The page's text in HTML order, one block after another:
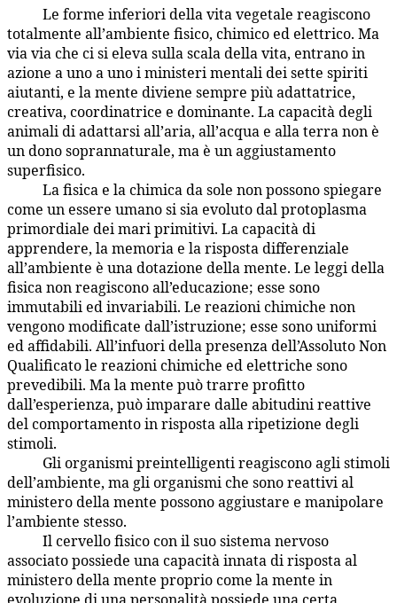
Le forme inferiori della vita vegetale reagiscono
totalmente all’ambiente fisico, chimico ed elettrico. Ma
via via che ci si eleva sulla scala della vita, entrano in
azione a uno a uno i ministeri mentali dei sette spiriti
aiutanti, e la mente diviene sempre più adattatrice,
creativa, coordinatrice e dominante. La capacità degli
animali di adattarsi all’aria, all’acqua e alla terra non è
un dono soprannaturale, ma è un aggiustamento
superfisico.
La fisica e la chimica da sole non possono spiegare
come un essere umano si sia evoluto dal protoplasma
primordiale dei mari primitivi. La capacità di
apprendere, la memoria e la risposta differenziale
all’ambiente è una dotazione della mente. Le leggi della
fisica non reagiscono all’educazione; esse sono
immutabili ed invariabili. Le reazioni chimiche non
vengono modificate dall’istruzione; esse sono uniformi
ed affidabili. All’infuori della presenza dell’Assoluto Non
Qualificato le reazioni chimiche ed elettriche sono
prevedibili. Ma la mente può trarre profitto
dall’esperienza, può imparare dalle abitudini reattive
del comportamento in risposta alla ripetizione degli
stimoli.
Gli organismi preintelligenti reagiscono agli stimoli
dell’ambiente, ma gli organismi che sono reattivi al
ministero della mente possono aggiustare e manipolare
l’ambiente stesso.
Il cervello fisico con il suo sistema nervoso
associato possiede una capacità innata di risposta al
ministero della mente proprio come la mente in